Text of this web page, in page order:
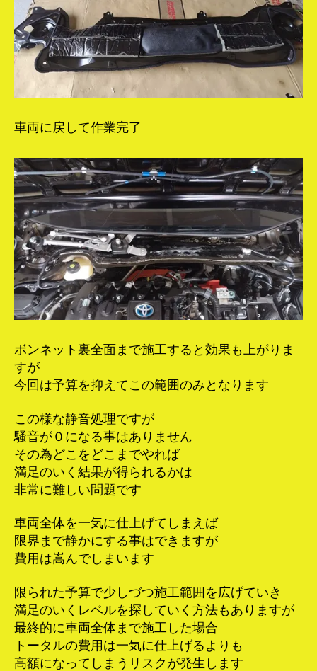
車両に戻して作業完了
ボンネット裏全面まで施工すると効果も上がりま
すが
今回は予算を抑えてこの範囲のみとなります
この様な静音処理ですが
騒音が０になる事はありません
その為どこをどこまでやれば
満足のいく結果が得られるかは
非常に難しい問題です
車両全体を一気に仕上げてしまえば
限界まで静かにする事はできますが
費用は嵩んでしまいます
限られた予算で少しづつ施工範囲を広げていき
満足のいくレベルを探していく方法もありますが
最終的に車両全体まで施工した場合
トータルの費用は一気に仕上げるよりも
高額になってしまうリスクが発生します